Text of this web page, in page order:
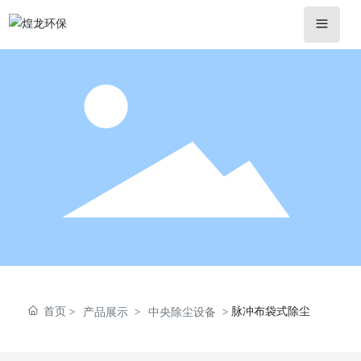
首页 产品展示 中央除尘设备 脉冲布袋式除尘